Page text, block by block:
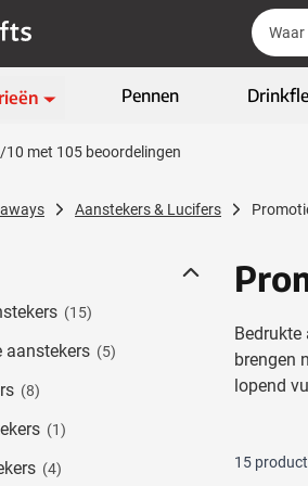
Zoek
Zoek
Toon submenu voor
Toon submenu voor
Toon submenu
Toon submenu
tijd
Toon submenu voor
Pennen
is 85
10 met 105 beoordelingen
Aanstekers & Lucifers
(15)
aanstekers (5)
(8)
(1)
(4)
brengen
lopend
15